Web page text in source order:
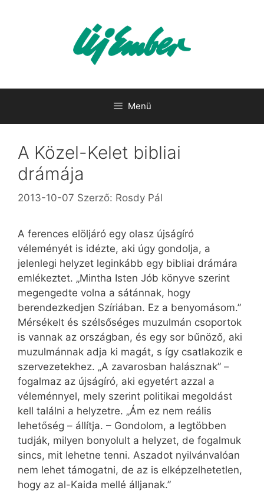
Menü
A Közel-Kelet bibliai
drámája
2013-10-07 Szerző: Rosdy Pál
A ferences elöljáró egy olasz újságíró
véleményét is idézte, aki úgy gondolja, a
jelenlegi helyzet leginkább egy bibliai drámára
emlékeztet. „Mintha Isten Jób könyve szerint
megengedte volna a sátánnak, hogy
berendezkedjen Szíriában. Ez a benyomásom.”
Mérsékelt és szélsőséges muzulmán csoportok
is vannak az országban, és egy sor bűnöző, aki
muzulmánnak adja ki magát, s így csatlakozik e
szervezetekhez. „A zavarosban halásznak” –
fogalmaz az újságíró, aki egyetért azzal a
véleménnyel, mely szerint politikai megoldást
kell találni a helyzetre. „Ám ez nem reális
lehetőség – állítja. – Gondolom, a legtöbben
tudják, milyen bonyolult a helyzet, de fogalmuk
sincs, mit lehetne tenni. Aszadot nyilvánvalóan
nem lehet támogatni, de az is elképzelhetetlen,
hogy az al-Kaida mellé álljanak.”